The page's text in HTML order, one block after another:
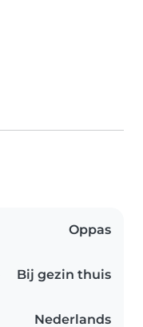
Oppas
Bij gezin thuis
Nederlands